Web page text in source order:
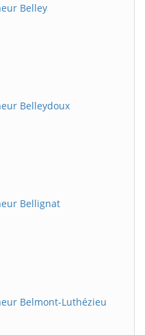
Belley
Belleydoux
Bellignat
Belmont-Luthézieu